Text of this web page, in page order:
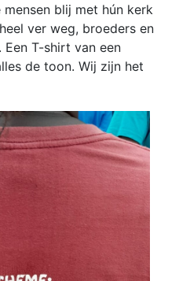
blij met hún kerk
ver weg, broeders en
T-shirt van een
de toon. Wij zijn het